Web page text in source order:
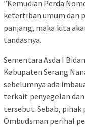
”Kemudian Perda
ketertiban umum dan
panjang, maka kita
tandasnya.
Sementara Asda I
Kabupaten Serang
sebelumnya ada
terkait penyegelan
tersebut. Sebab, pihak
Ombudsman perihal